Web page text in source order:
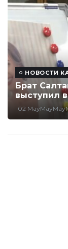
НОВОСТИ
Брат
выступил
02